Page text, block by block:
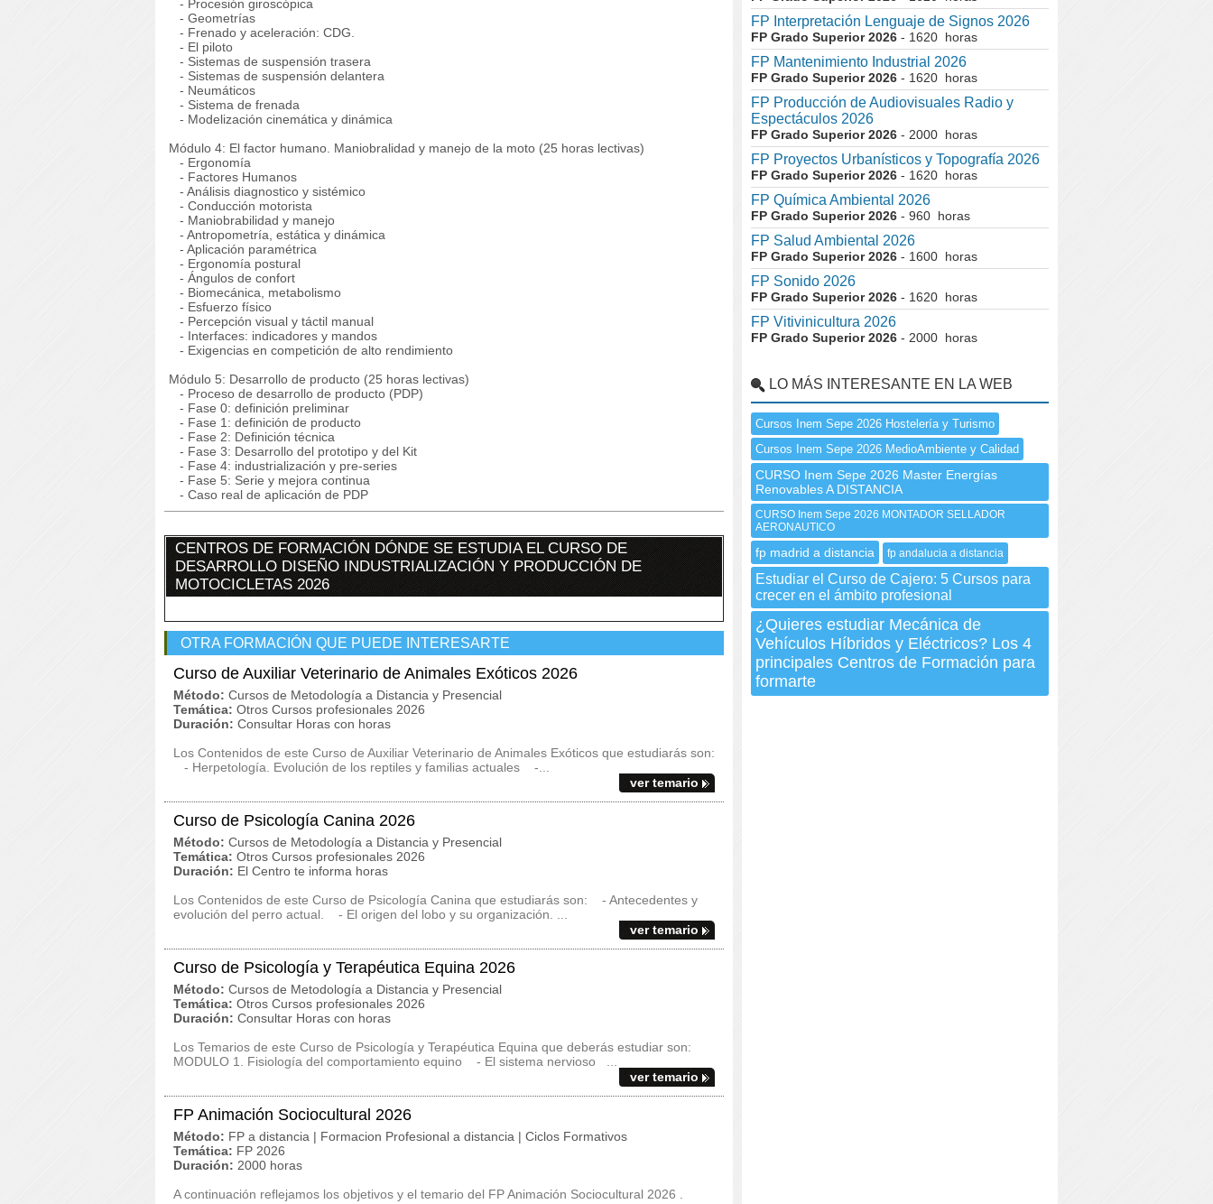
- Procesión giroscópica
- Geometrí­as
- Frenado y aceleración: CDG.
- El piloto
- Sistemas de suspensión trasera
- Sistemas de suspensión delantera
- Neumáticos
- Sistema de frenada
- Modelización cinemática y dinámica
Módulo 4: El factor humano. Maniobralidad y manejo de la moto (25 horas lectivas)
- Ergonomí­a
- Factores Humanos
- Análisis diagnostico y sistémico
- Conducción motorista
- Maniobrabilidad y manejo
- Antropometrí­a, estática y dinámica
- Aplicación paramétrica
- Ergonomí­a postural
- Ángulos de confort
- Biomecánica, metabolismo
- Esfuerzo fí­sico
- Percepción visual y táctil manual
- Interfaces: indicadores y mandos
- Exigencias en competición de alto rendimiento
Módulo 5: Desarrollo de producto (25 horas lectivas)
- Proceso de desarrollo de producto (PDP)
- Fase 0: definición preliminar
- Fase 1: definición de producto
- Fase 2: Definición técnica
- Fase 3: Desarrollo del prototipo y del Kit
- Fase 4: industrialización y pre-series
- Fase 5: Serie y mejora continua
- Caso real de aplicación de PDP
CENTROS DE FORMACIÓN DÓNDE SE ESTUDIA EL CURSO DE
DESARROLLO DISEÑO INDUSTRIALIZACIÓN Y PRODUCCIÓN DE
MOTOCICLETAS 2026
OTRA FORMACIÓN QUE PUEDE INTERESARTE
Curso de Auxiliar Veterinario de Animales Exóticos 2026
Método: Cursos de Metodología a Distancia y Presencial
Temática: Otros Cursos profesionales 2026
Duración: Consultar Horas con horas
Los Contenidos de este Curso de Auxiliar Veterinario de Animales Exóticos que estudiarás son:
- Herpetología. Evolución de los reptiles y familias actuales -...
ver temario
Curso de Psicología Canina 2026
Método: Cursos de Metodología a Distancia y Presencial
Temática: Otros Cursos profesionales 2026
Duración: El Centro te informa horas
Los Contenidos de este Curso de Psicología Canina que estudiarás son: - Antecedentes y
evolución del perro actual. - El origen del lobo y su organización. ...
ver temario
Curso de Psicología y Terapéutica Equina 2026
Método: Cursos de Metodología a Distancia y Presencial
Temática: Otros Cursos profesionales 2026
Duración: Consultar Horas con horas
Los Temarios de este Curso de Psicología y Terapéutica Equina que deberás estudiar son:
MODULO 1. Fisiología del comportamiento equino - El sistema nervioso ...
ver temario
FP Animación Sociocultural 2026
Método: FP a distancia | Formacion Profesional a distancia | Ciclos Formativos
Temática: FP 2026
Duración: 2000 horas
A continuación reflejamos los objetivos y el temario del FP Animación Sociocultural 2026 .
FP Interpretación Lenguaje de Signos 2026
FP Grado Superior 2026 - 1620 horas
FP Mantenimiento Industrial 2026
FP Grado Superior 2026 - 1620 horas
FP Producción de Audiovisuales Radio y
Espectáculos 2026
FP Grado Superior 2026 - 2000 horas
FP Proyectos Urbanísticos y Topografía 2026
FP Grado Superior 2026 - 1620 horas
FP Química Ambiental 2026
FP Grado Superior 2026 - 960 horas
FP Salud Ambiental 2026
FP Grado Superior 2026 - 1600 horas
FP Sonido 2026
FP Grado Superior 2026 - 1620 horas
FP Vitivinicultura 2026
FP Grado Superior 2026 - 2000 horas
LO MÁS INTERESANTE EN LA WEB
Cursos Inem Sepe 2026 Hostelería y Turismo
Cursos Inem Sepe 2026 MedioAmbiente y Calidad
CURSO Inem Sepe 2026 Master Energías
Renovables A DISTANCIA
CURSO Inem Sepe 2026 MONTADOR SELLADOR
AERONAUTICO
fp madrid a distancia fp andalucia a distancia
Estudiar el Curso de Cajero: 5 Cursos para
crecer en el ámbito profesional
¿Quieres estudiar Mecánica de
Vehículos Híbridos y Eléctricos? Los 4
principales Centros de Formación para
formarte